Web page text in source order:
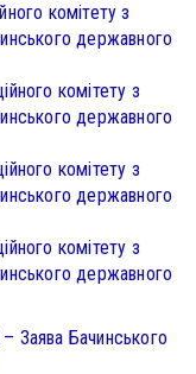
комітету з
державного
комітету з
державного
комітету з
державного
комітету з
державного
Заява Бачинського